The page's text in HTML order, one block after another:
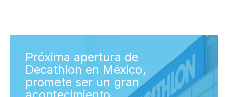
Próxima apertura de
Decathlon en México,
promete ser un gran